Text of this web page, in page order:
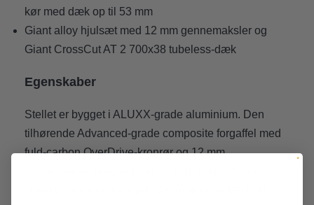
kør med dæk op til 53 mm
Giant alloy hjulsæt med 12 mm gennemaksler og
Giant CrossCut AT 2 700x38 tubeless-dæk
Egenskaber
Stellet er bygget i ALUXX-grade aluminium. Den
tilhørende Advanced-grade composite forgaffel med
fuld-carbon OverDrive-kronrør og 12 mm